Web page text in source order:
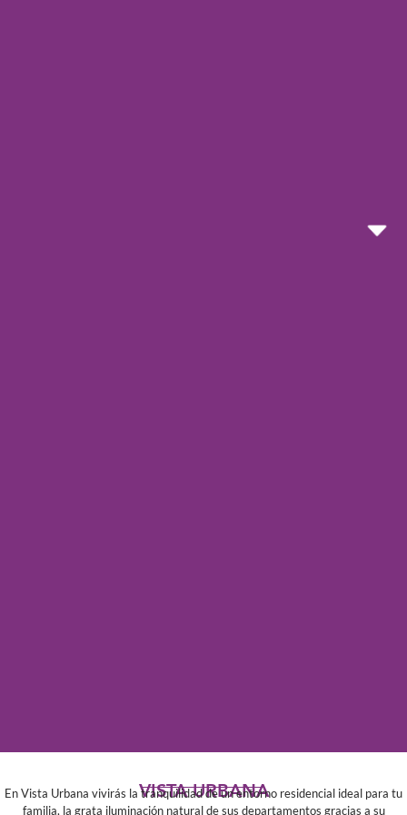
VISTA URBANA
En Vista Urbana vivirás la tranquilidad de un entorno residencial ideal para tu
familia, la grata iluminación natural de sus departamentos gracias a su